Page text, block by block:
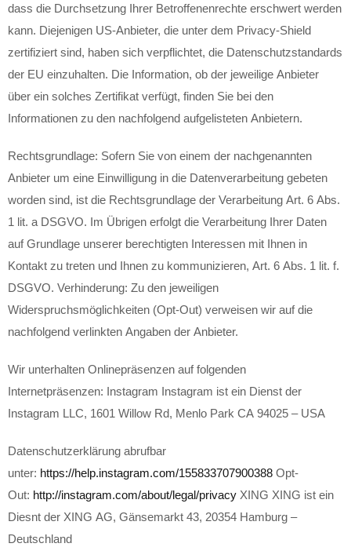
dass die Durchsetzung Ihrer Betroffenenrechte erschwert werden
kann. Diejenigen US-Anbieter, die unter dem Privacy-Shield
zertifiziert sind, haben sich verpflichtet, die Datenschutzstandards
der EU einzuhalten. Die Information, ob der jeweilige Anbieter
über ein solches Zertifikat verfügt, finden Sie bei den
Informationen zu den nachfolgend aufgelisteten Anbietern.
Rechtsgrundlage: Sofern Sie von einem der nachgenannten
Anbieter um eine Einwilligung in die Datenverarbeitung gebeten
worden sind, ist die Rechtsgrundlage der Verarbeitung Art. 6 Abs.
1 lit. a DSGVO. Im Übrigen erfolgt die Verarbeitung Ihrer Daten
auf Grundlage unserer berechtigten Interessen mit Ihnen in
Kontakt zu treten und Ihnen zu kommunizieren, Art. 6 Abs. 1 lit. f.
DSGVO. Verhinderung: Zu den jeweiligen
Widerspruchsmöglichkeiten (Opt-Out) verweisen wir auf die
nachfolgend verlinkten Angaben der Anbieter.
Wir unterhalten Onlinepräsenzen auf folgenden
Internetpräsenzen: Instagram Instagram ist ein Dienst der
Instagram LLC, 1601 Willow Rd, Menlo Park CA 94025 – USA
Datenschutzerklärung abrufbar
unter: https://help.instagram.com/155833707900388 Opt-
Out: http://instagram.com/about/legal/privacy XING XING ist ein
Diesnt der XING AG, Gänsemarkt 43, 20354 Hamburg –
Deutschland